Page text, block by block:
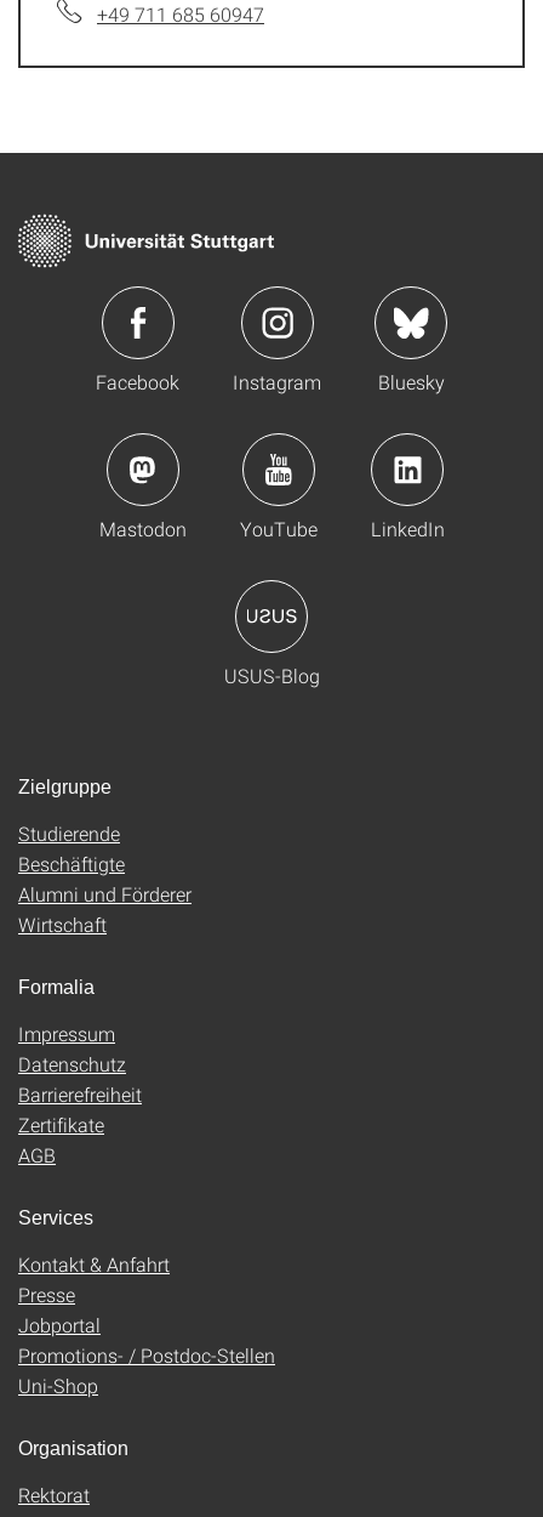
+49 711 685 60947
Facebook Instagram Bluesky
Mastodon YouTube LinkedIn
USUS-Blog
Zielgruppe
Studierende
Beschäftigte
Alumni und Förderer
Wirtschaft
Formalia
Impressum
Datenschutz
Barrierefreiheit
Zertifikate
AGB
Services
Kontakt & Anfahrt
Presse
Jobportal
Promotions- / Postdoc-Stellen
Uni-Shop
Organisation
Rektorat